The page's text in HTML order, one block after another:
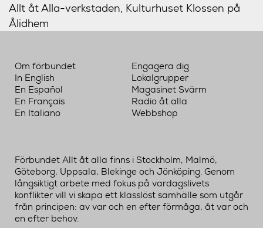
Allt åt Alla-verkstaden, Kulturhuset Klossen på
Ålidhem
Om förbundet
In English
En Español
En Français
En Italiano
Engagera dig
Lokalgrupper
Magasinet Svärm
Radio åt alla
Webbshop
Förbundet Allt åt alla finns i Stockholm, Malmö,
Göteborg, Uppsala, Blekinge och Jönköping. Genom
långsiktigt arbete med fokus på vardagslivets
konflikter vill vi skapa ett klasslöst samhälle som utgår
från principen: av var och en efter förmåga, åt var och
en efter behov.